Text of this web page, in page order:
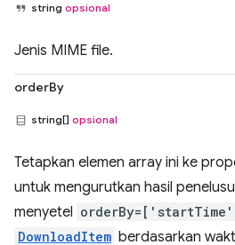
string opsional
Jenis MIME file.
orderBy
string[] opsional
Tetapkan elemen array ini ke
untuk mengurutkan hasil
menyetel
DownloadItem berdasarkan